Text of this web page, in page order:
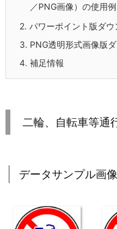
／PNG画像）の使用例
2. パワーポイント版ダウ
3. PNG透明形式画像版
4. 補足情報
二輪、自転車等通
データサンプル画像